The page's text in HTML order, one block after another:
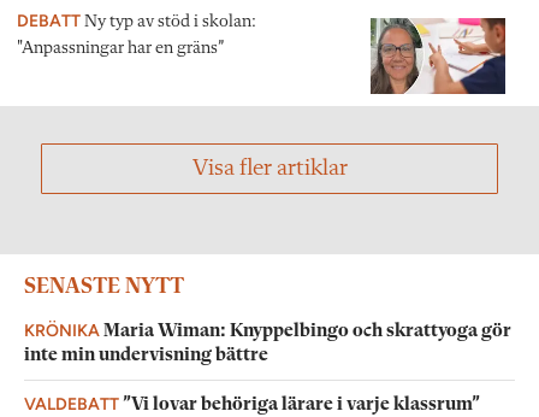
DEBATT Ny typ av stöd i skolan:
"Anpassningar har en gräns”
Visa fler artiklar
SENASTE NYTT
KRÖNIKA Maria Wiman: Knyppelbingo och skrattyoga gör
inte min undervisning bättre
VALDEBATT”Vi lovar behöriga lärare i varje klassrum”